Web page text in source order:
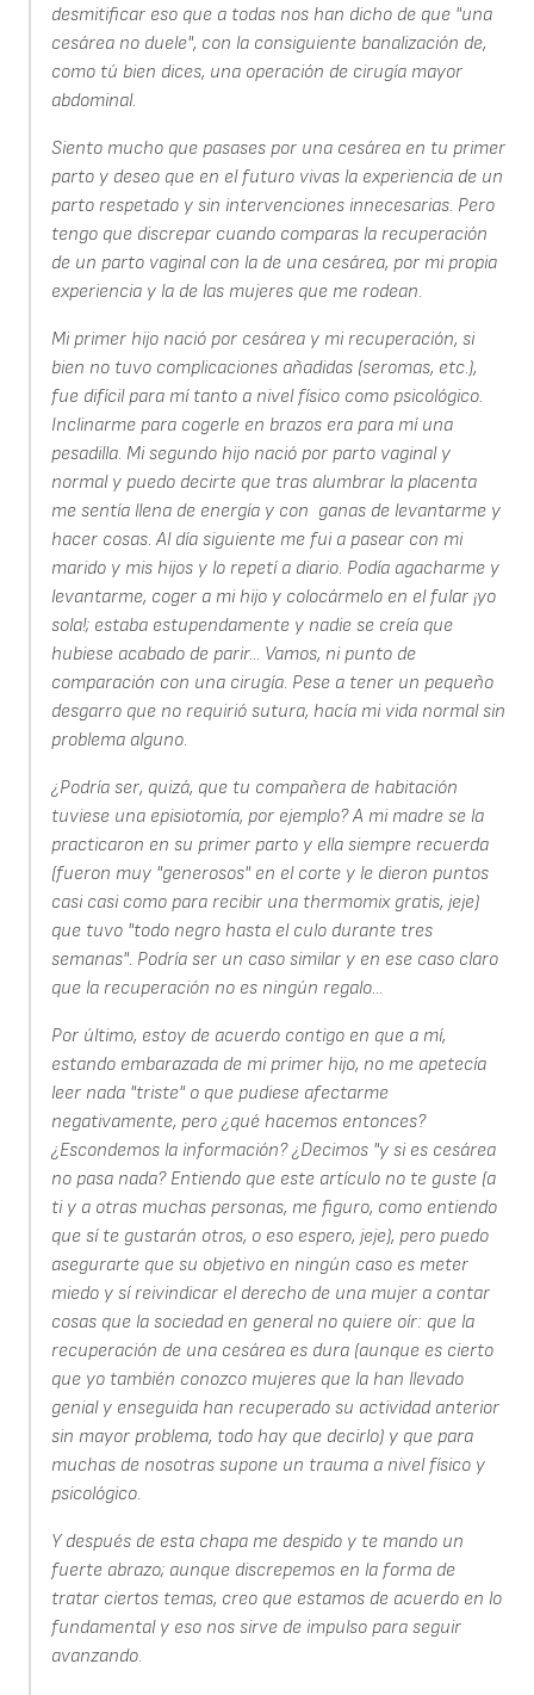
desmitificar eso que a todas nos han dicho de que "una
cesárea no duele", con la consiguiente banalización de,
como tú bien dices, una operación de cirugía mayor
abdominal.
Siento mucho que pasases por una cesárea en tu primer
parto y deseo que en el futuro vivas la experiencia de un
parto respetado y sin intervenciones innecesarias. Pero
tengo que discrepar cuando comparas la recuperación
de un parto vaginal con la de una cesárea, por mi propia
experiencia y la de las mujeres que me rodean.
Mi primer hijo nació por cesárea y mi recuperación, si
bien no tuvo complicaciones añadidas (seromas, etc.),
fue difícil para mí tanto a nivel físico como psicológico.
Inclinarme para cogerle en brazos era para mí una
pesadilla. Mi segundo hijo nació por parto vaginal y
normal y puedo decirte que tras alumbrar la placenta
me sentía llena de energía y con ganas de levantarme y
hacer cosas. Al día siguiente me fui a pasear con mi
marido y mis hijos y lo repetí a diario. Podía agacharme y
levantarme, coger a mi hijo y colocármelo en el fular ¡yo
sola!; estaba estupendamente y nadie se creía que
hubiese acabado de parir... Vamos, ni punto de
comparación con una cirugía. Pese a tener un pequeño
desgarro que no requirió sutura, hacía mi vida normal sin
problema alguno.
¿Podría ser, quizá, que tu compañera de habitación
tuviese una episiotomía, por ejemplo? A mi madre se la
practicaron en su primer parto y ella siempre recuerda
(fueron muy "generosos" en el corte y le dieron puntos
casi casi como para recibir una thermomix gratis, jeje)
que tuvo "todo negro hasta el culo durante tres
semanas". Podría ser un caso similar y en ese caso claro
que la recuperación no es ningún regalo...
Por último, estoy de acuerdo contigo en que a mí,
estando embarazada de mi primer hijo, no me apetecía
leer nada "triste" o que pudiese afectarme
negativamente, pero ¿qué hacemos entonces?
¿Escondemos la información? ¿Decimos "y si es cesárea
no pasa nada? Entiendo que este artículo no te guste (a
ti y a otras muchas personas, me figuro, como entiendo
que sí te gustarán otros, o eso espero, jeje), pero puedo
asegurarte que su objetivo en ningún caso es meter
miedo y sí reivindicar el derecho de una mujer a contar
cosas que la sociedad en general no quiere oír: que la
recuperación de una cesárea es dura (aunque es cierto
que yo también conozco mujeres que la han llevado
genial y enseguida han recuperado su actividad anterior
sin mayor problema, todo hay que decirlo) y que para
muchas de nosotras supone un trauma a nivel físico y
psicológico.
Y después de esta chapa me despido y te mando un
fuerte abrazo; aunque discrepemos en la forma de
tratar ciertos temas, creo que estamos de acuerdo en lo
fundamental y eso nos sirve de impulso para seguir
avanzando.